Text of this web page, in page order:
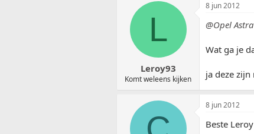
L
Leroy93
Komt weleens kijken
8 jun 2012
@Opel
Wat ga je
ja deze
8 jun 2012
Beste Leroy